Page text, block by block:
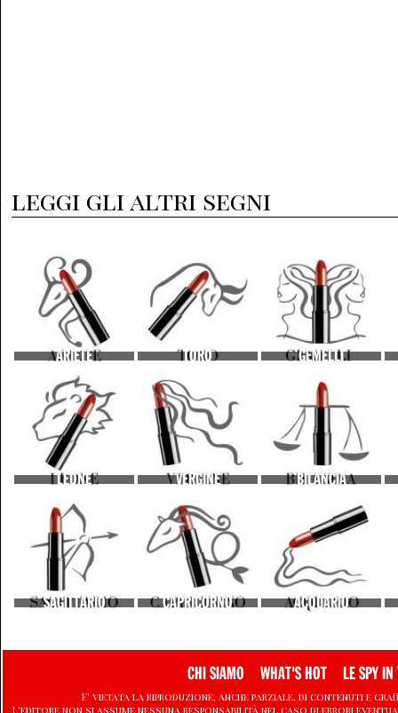
leggi gli altri segni
ARIETE TORO GEMELLI
LEONE VERGINE BILANCIA
SAGITTARIO CAPRICORNO ACQUARIO
CHI SIAMO WHAT'S HOT LE SPY IN
E' vietata la riproduzione, anche parziale, di contenuti e
L'editore non si assume nessuna responsabilità nel caso di errori